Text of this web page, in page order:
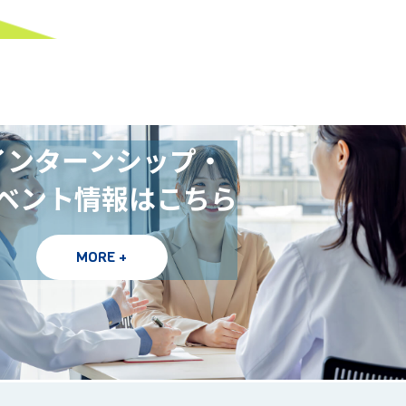
ターンシップ・
ント情報はこちら
MORE +